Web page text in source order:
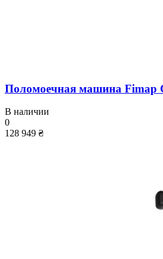
Поломоечная машина Fimap
В наличии
0
128 949 ₴